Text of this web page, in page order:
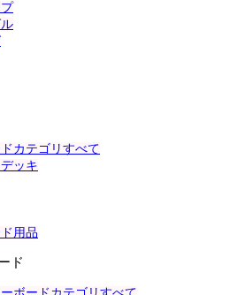
カテゴリすべて
ッキ
用品
ド